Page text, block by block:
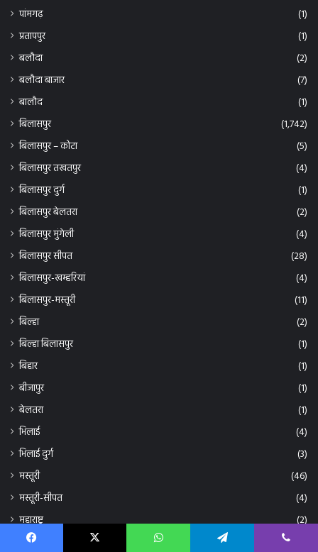
पांमगढ़
(1)
प्रतापपुर
(1)
बलौदा
(2)
बलौदा बाजार
(7)
बालौद
(1)
बिलासपुर
(1,742)
बिलासपुर – कोटा
(5)
बिलासपुर तखतपुर
(4)
बिलासपुर दुर्ग
(1)
बिलासपुर बेलतरा
(2)
बिलासपुर मुंगेली
(4)
बिलासपुर सीपत
(28)
बिलासपुर-खम्हरियां
(4)
बिलासपुर-मस्तूरी
(11)
बिल्हा
(2)
बिल्हा बिलासपुर
(1)
बिहार
(1)
बीजापुर
(1)
बेलतरा
(1)
भिलाई
(4)
भिलाई दुर्ग
(3)
मस्तूरी
(46)
मस्तूरी-सीपत
(4)
महाराष्ट्र
(2)
महासमुंद